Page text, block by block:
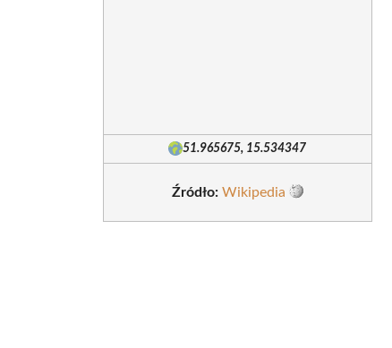
51.965675, 15.534347
Źródło: Wikipedia